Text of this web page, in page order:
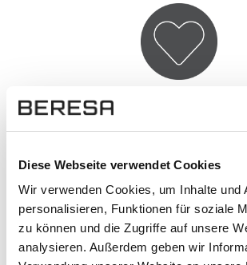
Diese Webseite verwendet Cookies
Wir verwenden Cookies, um Inhalte und
personalisieren, Funktionen für soziale
zu können und die Zugriffe auf unsere
analysieren. Außerdem geben wir
Qualität & Service
Mercedes-Benz, smart, Hyundai,
und Ford handeln wir
Originalprodukten.
Schneller und kompetenter